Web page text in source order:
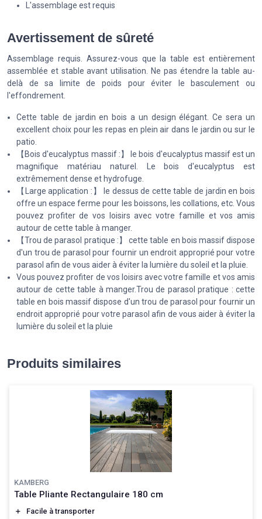
L'assemblage est requis
Avertissement de sûreté
Assemblage requis. Assurez-vous que la table est entièrement
assemblée et stable avant utilisation. Ne pas étendre la table au-
delà de sa limite de poids pour éviter le basculement ou
l'effondrement.
Cette table de jardin en bois a un design élégant. Ce sera un
excellent choix pour les repas en plein air dans le jardin ou sur le
patio.
【Bois d'eucalyptus massif :】 le bois d'eucalyptus massif est un
magnifique matériau naturel. Le bois d'eucalyptus est
extrêmement dense et hydrofuge.
【Large application :】 le dessus de cette table de jardin en bois
offre un espace ferme pour les boissons, les collations, etc. Vous
pouvez profiter de vos loisirs avec votre famille et vos amis
autour de cette table à manger.
【Trou de parasol pratique :】 cette table en bois massif dispose
d'un trou de parasol pour fournir un endroit approprié pour votre
parasol afin de vous aider à éviter la lumière du soleil et la pluie.
Vous pouvez profiter de vos loisirs avec votre famille et vos amis
autour de cette table à manger.Trou de parasol pratique : cette
table en bois massif dispose d'un trou de parasol pour fournir un
endroit approprié pour votre parasol afin de vous aider à éviter la
lumière du soleil et la pluie
Produits similaires
KAMBERG
Table Pliante Rectangulaire 180 cm
＋
Facile à transporter